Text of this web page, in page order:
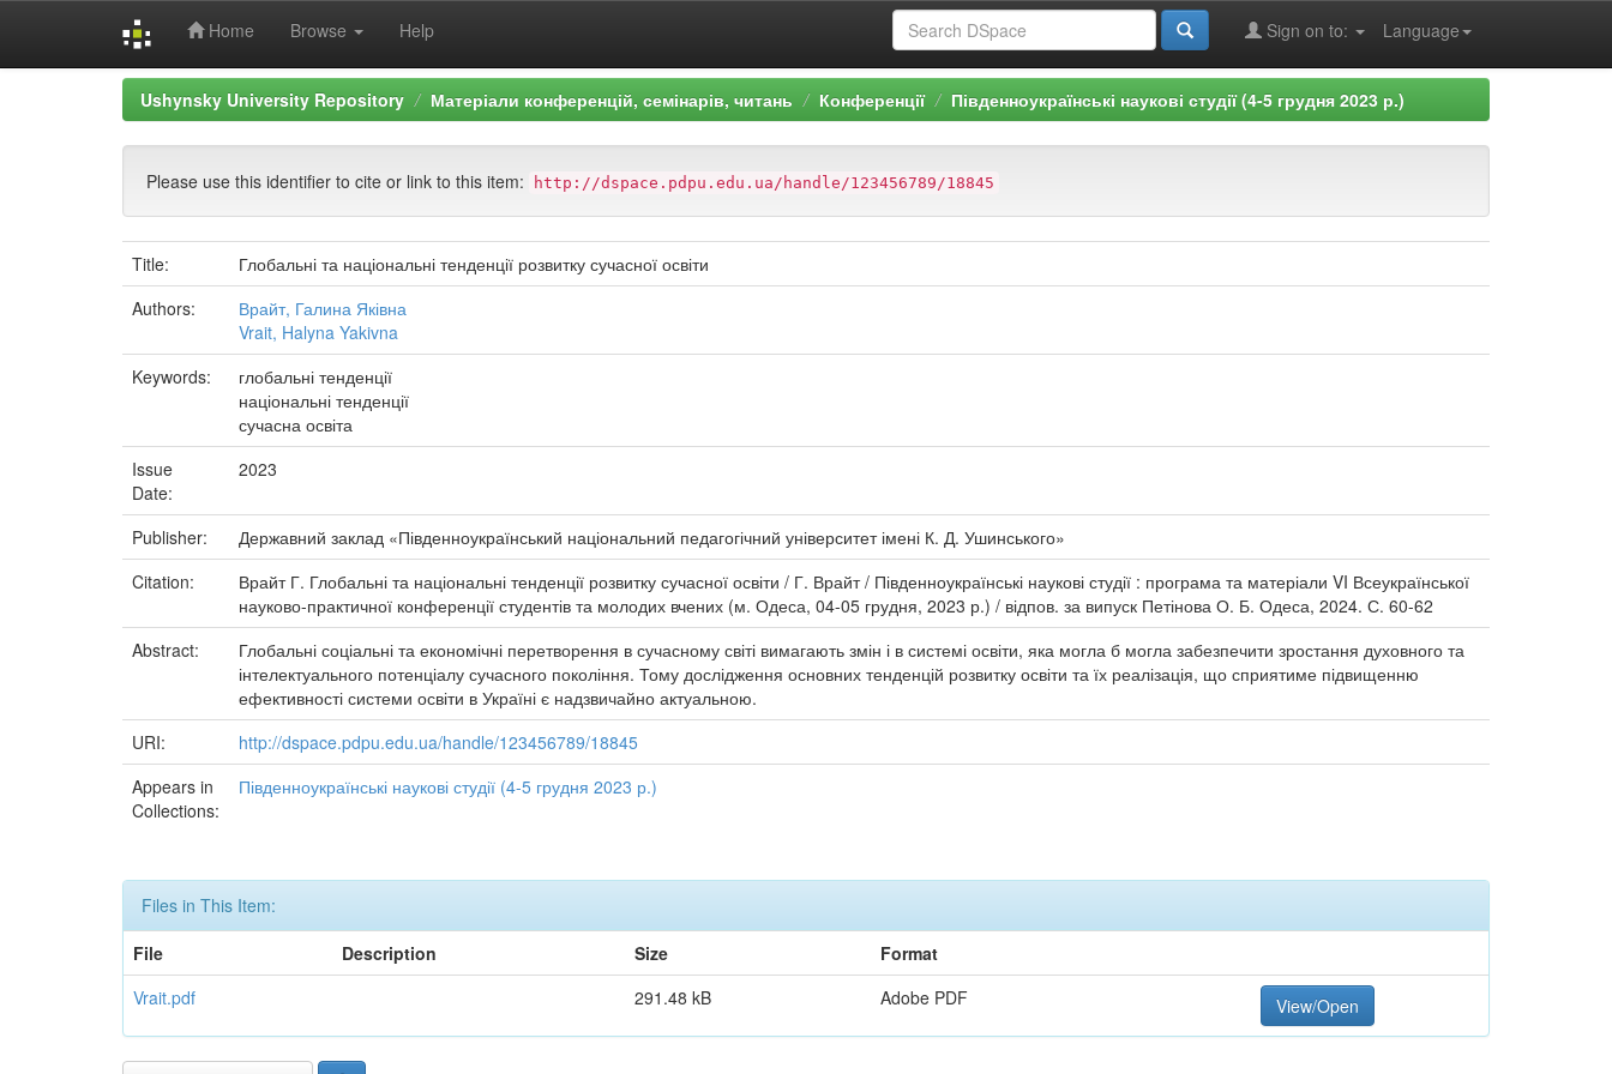
Home Browse Help Language
Sign on to:
Ushynsky University Repository Матеріали конференцій, семінарів, читань Конференції Південноукраїнські наукові студії (4-5 грудня 2023 р.)
Please use this identifier to cite or link to this item: http://dspace.pdpu.edu.ua/handle/123456789/18845
Title:
Глобальні та національні тенденції розвитку сучасної освіти
Authors:
Врайт, Галина Яківна
Vrait, Halyna Yakivna
Keywords:
глобальні тенденції
національні тенденції
сучасна освіта
Issue
Date:
2023
Publisher:
Державний заклад «Південноукраїнський національний педагогічний університет імені К. Д. Ушинського»
Citation:
Врайт Г. Глобальні та національні тенденції розвитку сучасної освіти / Г. Врайт / Південноукраїнські наукові студії : програма та матеріали VI Всеукраїнської
науково-практичної конференції студентів та молодих вчених (м. Одеса, 04-05 грудня, 2023 р.) / відпов. за випуск Петінова О. Б. Одеса, 2024. С. 60-62
Abstract:
Глобальні соціальні та економічні перетворення в сучасному світі вимагають змін і в системі освіти, яка могла б могла забезпечити зростання духовного та
інтелектуального потенціалу сучасного покоління. Тому дослідження основних тенденцій розвитку освіти та їх реалізація, що сприятиме підвищенню
ефективності системи освіти в Україні є надзвичайно актуальною.
URI:
http://dspace.pdpu.edu.ua/handle/123456789/18845
Appears in
Collections:
Південноукраїнські наукові студії (4-5 грудня 2023 р.)
Files in This Item:
File
Description Size
Format
Vrait.pdf
291.48 kB Adobe PDF View/Open